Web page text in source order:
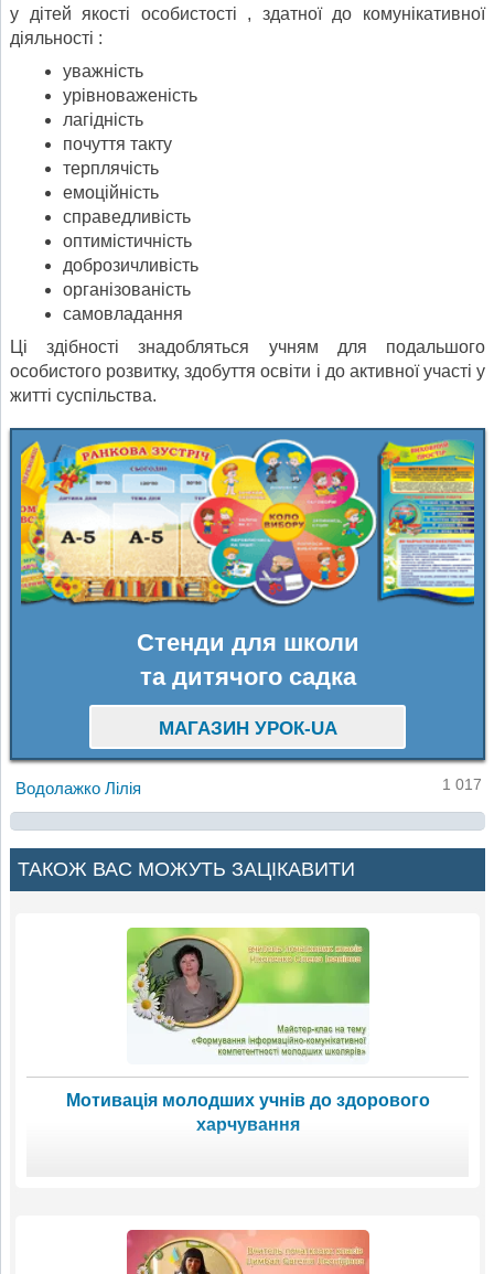
у дітей якості особистості , здатної до комунікативної
діяльності :
уважність
урівноваженість
лагідність
почуття такту
терплячість
емоційність
справедливість
оптимістичність
доброзичливість
організованість
самовладання
Ці здібності знадобляться учням для подальшого
особистого розвитку, здобуття освіти і до активної участі у
житті суспільства.
Стенди для школи
та дитячого садка
МАГАЗИН УРОК-UA
Водолажко Лілія 1 017
ТАКОЖ ВАС МОЖУТЬ ЗАЦІКАВИТИ
Мотивація молодших учнів до здорового
харчування